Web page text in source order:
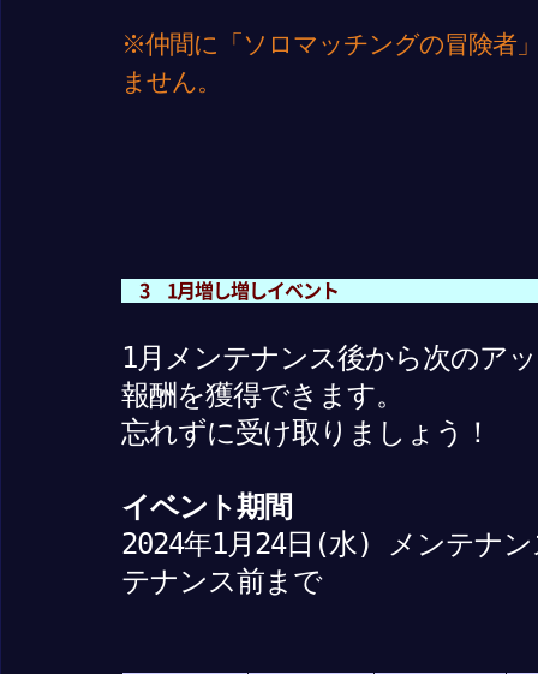
※仲間に「ソロマッチングの冒険者
ません。
3 1月増し増しイベント
1月メンテナンス後から次のア
報酬を獲得できます。
忘れずに受け取りましょう！
イベント期間
2024年1月24日(水) メンテナ
テナンス前まで